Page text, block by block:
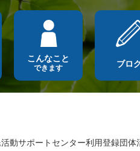
こんなこと
できます ブロ
動サポートセンター利用登録団体